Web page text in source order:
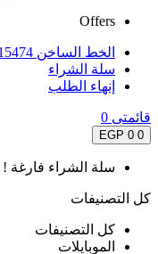
Offers
الخط الساخن 15474
سلة الشراء
إنهاء الطلب
قائمتى 0
0
0 EGP
سلة الشراء فارغة !
كل التصنيفات
كل التصنيفات
الموبايلات